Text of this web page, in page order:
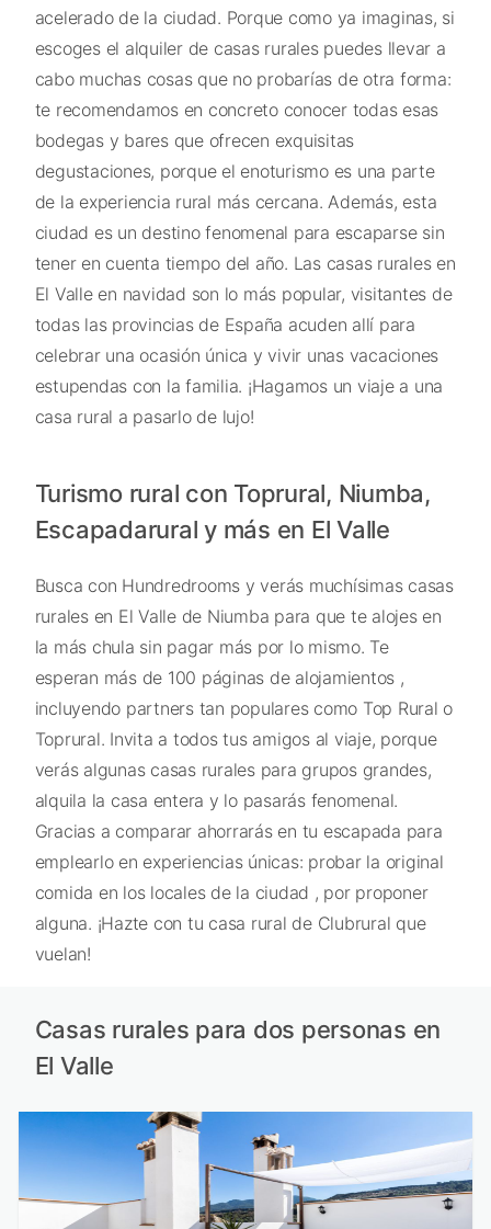
acelerado de la ciudad. Porque como ya imaginas, si
escoges el alquiler de casas rurales puedes llevar a
cabo muchas cosas que no probarías de otra forma:
te recomendamos en concreto conocer todas esas
bodegas y bares que ofrecen exquisitas
degustaciones, porque el enoturismo es una parte
de la experiencia rural más cercana. Además, esta
ciudad es un destino fenomenal para escaparse sin
tener en cuenta tiempo del año. Las casas rurales en
El Valle en navidad son lo más popular, visitantes de
todas las provincias de España acuden allí para
celebrar una ocasión única y vivir unas vacaciones
estupendas con la familia. ¡Hagamos un viaje a una
casa rural a pasarlo de lujo!
Turismo rural con Toprural, Niumba,
Escapadarural y más en El Valle
Busca con Hundredrooms y verás muchísimas casas
rurales en El Valle de Niumba para que te alojes en
la más chula sin pagar más por lo mismo. Te
esperan más de 100 páginas de alojamientos ,
incluyendo partners tan populares como Top Rural o
Toprural. Invita a todos tus amigos al viaje, porque
verás algunas casas rurales para grupos grandes,
alquila la casa entera y lo pasarás fenomenal.
Gracias a comparar ahorrarás en tu escapada para
emplearlo en experiencias únicas: probar la original
comida en los locales de la ciudad , por proponer
alguna. ¡Hazte con tu casa rural de Clubrural que
vuelan!
Casas rurales para dos personas en
El Valle